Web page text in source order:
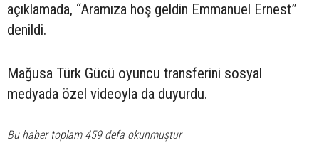
açıklamada, “Aramıza hoş geldin Emmanuel Ernest”
denildi.
Mağusa Türk Gücü oyuncu transferini sosyal
medyada özel videoyla da duyurdu.
Bu haber toplam 459 defa okunmuştur